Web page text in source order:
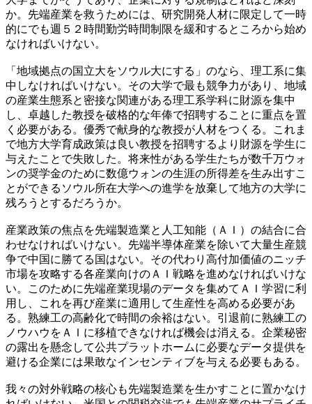
か。先端産業を救うためには、研究開発人材に限定して一時
的にでも週５２時間勤労時間制限を緩和するところから始め
なければいけない。
「地域拠点の国立大をソウル大にする」のなら、理工系に集
中しなければいけない。その大学で最も競争力があり、地域
の産業生態系と密接な関連がある理工系学科に財源を集中
し、卓越した教授を破格的な年俸で招聘することに重点を置
く必要がある。優秀で献身的な教授が人材をつくる。これま
で地方大学育成政策は良い教授を招聘するより財源を学生に
与えたことで失敗した。将来性がある学生たちが数千万ウォ
ンの奨学金のために数億ウォンの生涯の所得差を生み出すこ
とができるソウル所在大学への進学を放棄して地方の大学に
残ろうとするだろうか。
産業政策の焦点を先端製造業と人工知能（ＡＩ）の結合に合
わせなければいけない。先端半導体産業を除いて大量生産競
争で中国に勝てる国はない。その代わり高付加価値のニッチ
市場を攻略する各産業向けのＡＩ戦略を進めなければいけな
い。このために先端産業現場のデータを集めてＡＩ学習に利
用し、これを再び産業に適用して生産性を高める必要があ
る。熟練工の高齢化で時間の余裕はない。引退前に熟練工の
ノウハウをＡＩに移植できなければ機会は消える。企業秘密
の露出を懸念して公共プラットホームに必要なデータ提供を
避ける企業には果敢なインセンティブを与える必要もある。
我々の対外戦略の核心も先端製造業を生かすことに置かなけ